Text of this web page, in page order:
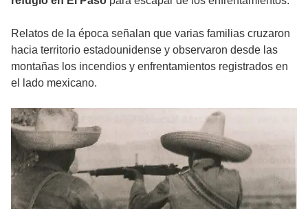
Relatos de la época señalan que varias familias cruzaron
hacia territorio estadounidense y observaron desde las
montañas los incendios y enfrentamientos registrados en
el lado mexicano.